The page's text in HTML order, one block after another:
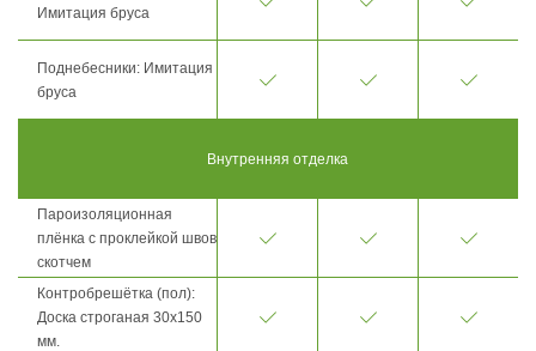
Имитация бруса
Поднебесники: Имитация
бруса
Внутренняя отделка
Пароизоляционная
плёнка с проклейкой швов
скотчем
Контробрешётка (пол):
Доска строганая 30х150
мм.